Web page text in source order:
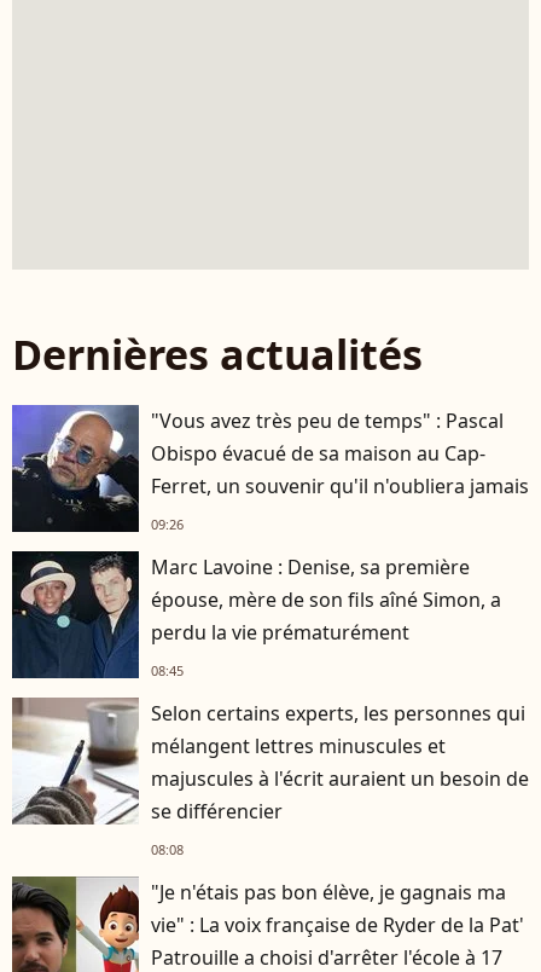
Dernières actualités
"Vous avez très peu de temps" : Pascal
Obispo évacué de sa maison au Cap-
Ferret, un souvenir qu'il n'oubliera jamais
09:26
Marc Lavoine : Denise, sa première
épouse, mère de son fils aîné Simon, a
perdu la vie prématurément
08:45
Selon certains experts, les personnes qui
mélangent lettres minuscules et
majuscules à l'écrit auraient un besoin de
se différencier
08:08
"Je n'étais pas bon élève, je gagnais ma
vie" : La voix française de Ryder de la Pat'
Patrouille a choisi d'arrêter l'école à 17